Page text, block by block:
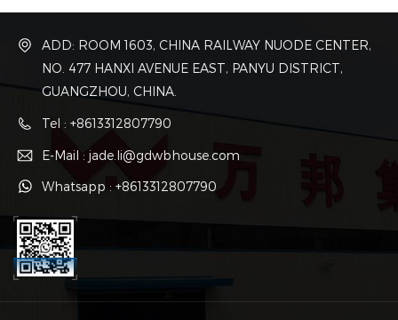
ADD: ROOM 1603, CHINA RAILWAY NUODE CENTER,
NO. 477 HANXI AVENUE EAST, PANYU DISTRICT,
GUANGZHOU, CHINA.
Tel : +8613312807790
E-Mail : jade.li@gdwbhouse.com
Whatsapp : +8613312807790